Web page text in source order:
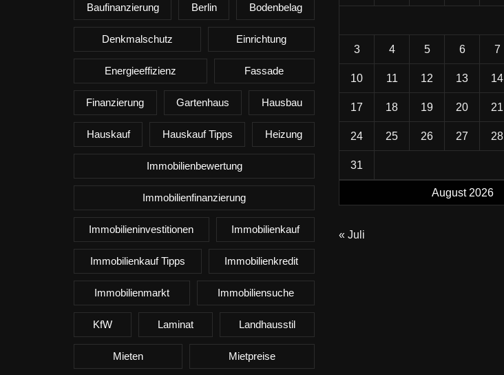
Baufinanzierung Berlin Bodenbelag
Denkmalschutz Einrichtung
Energieeffizienz Fassade
Finanzierung Gartenhaus Hausbau
Hauskauf Hauskauf Tipps Heizung
Immobilienbewertung
Immobilienfinanzierung
Immobilieninvestitionen Immobilienkauf
Immobilienkauf Tipps Immobilienkredit
Immobilienmarkt Immobiliensuche
KfW Laminat Landhausstil
Mieten Mietpreise
August 2026
3 4 5 6 7
10 11 12 13 14
17 18 19 20 21
24 25 26 27 28
31
« Juli